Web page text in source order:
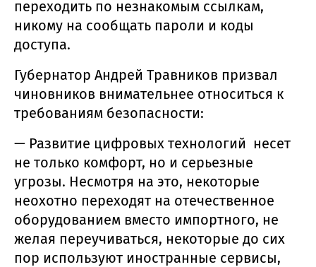
переходить по незнакомым ссылкам,
никому на сообщать пароли и коды
доступа.
Губернатор Андрей Травников призвал
чиновников внимательнее относиться к
требованиям безопасности:
— Развитие цифровых технологий несет
не только комфорт, но и серьезные
угрозы. Несмотря на это, некоторые
неохотно переходят на отечественное
оборудованием вместо импортного, не
желая переучиваться, некоторые до сих
пор используют иностранные сервисы,